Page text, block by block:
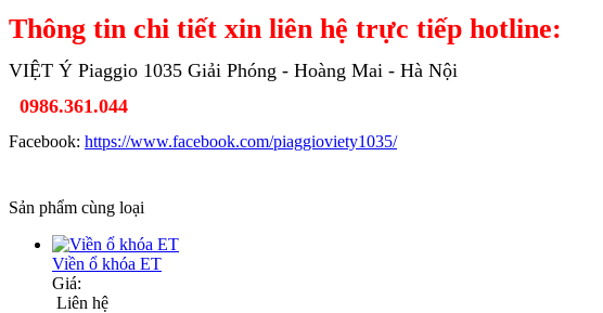
Thông tin chi tiết xin liên hệ trực tiếp hotline:
VIỆT Ý Piaggio 1035 Giải Phóng - Hoàng Mai - Hà Nội
0986.361.044
Facebook: https://www.facebook.com/piaggioviety1035/
Sản phẩm cùng loại
Viền ổ khóa ET
Giá:
Liên hệ